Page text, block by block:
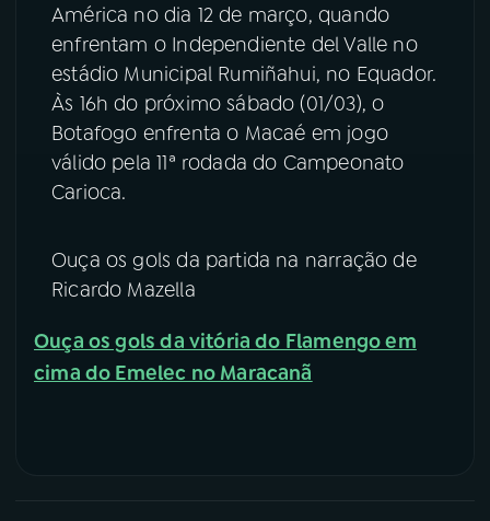
TikTok
América no dia 12 de março, quando
enfrentam o Independiente del Valle no
estádio Municipal Rumiñahui, no Equador.
Às 16h do próximo sábado (01/03), o
Botafogo enfrenta o Macaé em jogo
válido pela 11ª rodada do Campeonato
Carioca.
Ouça os gols da partida na narração de
Ricardo Mazella
Ouça os gols da vitória do Flamengo em
cima do Emelec no Maracanã